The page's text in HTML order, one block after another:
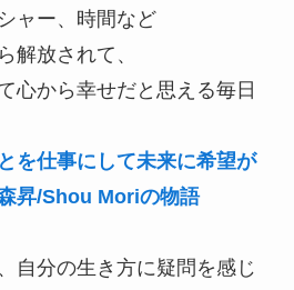
ャー、時間など
解放されて、
心から幸せだと思える毎日
を仕事にして未来に希望が
昇/Shou Moriの物語
自分の生き方に疑問を感じ